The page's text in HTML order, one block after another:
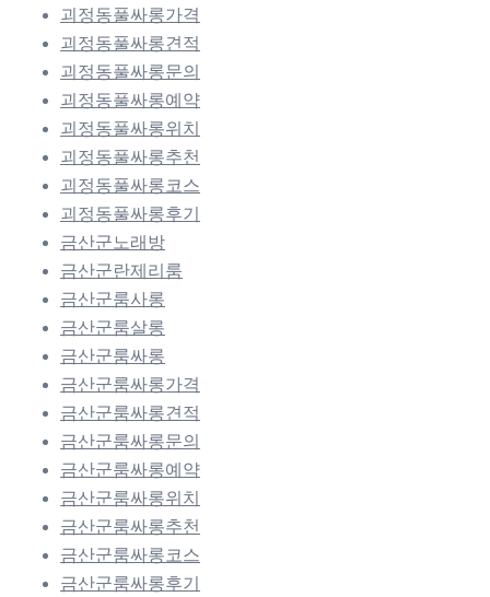
괴정동풀싸롱가격
괴정동풀싸롱견적
괴정동풀싸롱문의
괴정동풀싸롱예약
괴정동풀싸롱위치
괴정동풀싸롱추천
괴정동풀싸롱코스
괴정동풀싸롱후기
금산군노래방
금산군란제리룸
금산군룸사롱
금산군룸살롱
금산군룸싸롱
금산군룸싸롱가격
금산군룸싸롱견적
금산군룸싸롱문의
금산군룸싸롱예약
금산군룸싸롱위치
금산군룸싸롱추천
금산군룸싸롱코스
금산군룸싸롱후기